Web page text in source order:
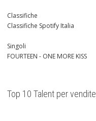
Classifiche
Classifiche Spotify Italia
Singoli
FOURTEEN - ONE MORE KISS
Top 10 Talent per vendite